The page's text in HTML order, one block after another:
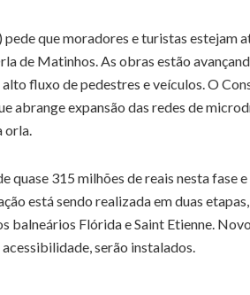
que moradores e turistas estejam
de Matinhos. As obras estão
fluxo de pedestres e veículos. O
abrange expansão das redes de
orla.
quase 315 milhões de reais nesta fase
está sendo realizada em duas
balneários Flórida e Saint Etienne.
serão instalados.